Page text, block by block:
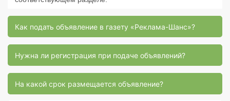
Как подать объявление в газету «Реклама-Шанс»?
Нужна ли регистрация при подаче объявлений?
На какой срок размещается объявление?